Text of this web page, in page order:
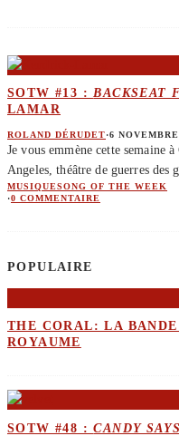
SOTW #13 :BACKSEAT
LAMAR
ROLAND DÉRUDET·6
Je vous emmène cette semaine
Angeles, théâtre de guerres des
MUSIQUESONG OF THE WEEK
·0 COMMENTAIRE
POPULAIRE
THE CORAL: LA
ROYAUME
SOTW #48 :CANDY